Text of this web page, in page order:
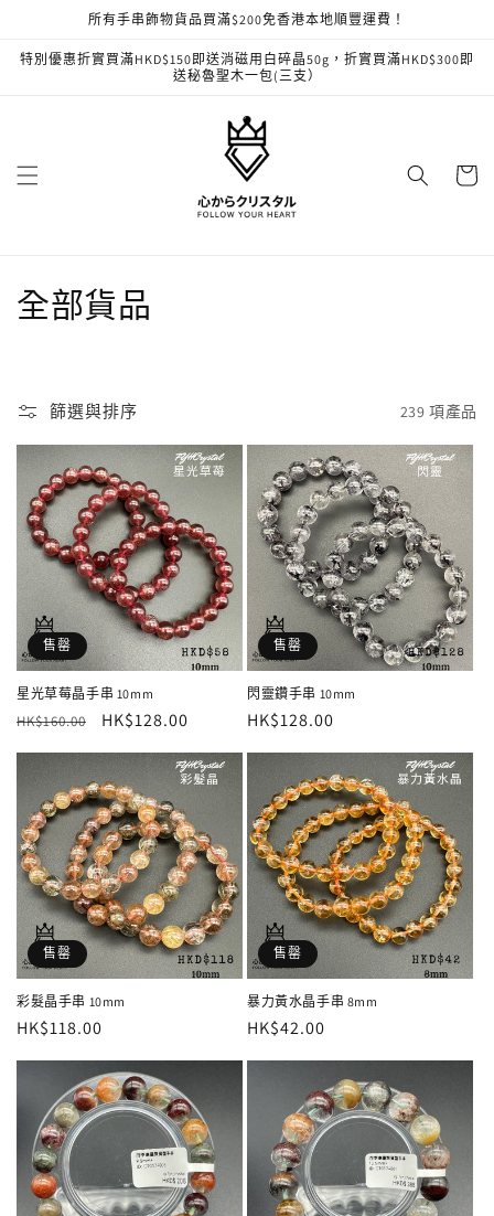
所有手串飾物貨品買滿$200免香港本地順豐運費！
特別優惠折實買滿HKD$150即送消磁用白碎晶50g，折實買滿HKD$300即
送秘魯聖木一包(三支）
物
商
列
:
全部貨品
篩選與排序 239 項產品
售罄
星光草莓晶手串 10mm
定
HK$160.00
售
HK$128.00
售罄
閃靈鑽手串 10mm
定
價
HK$128.00
售罄
彩髮晶手串 10mm
定
價
HK$118.00
售罄
暴力黃水晶手串 8mm
定
價
HK$42.00